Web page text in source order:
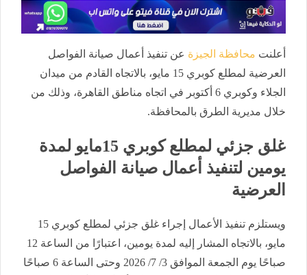
أعلنت محافظة الجيزة عن تنفيذ أعمال صيانة الفواصل
العرضية لمطلع كوبري 15 مايو، بالاتجاه القادم من ميدان
الجلاء وكوبري 6 أكتوبر في اتجاه مناطق القاهرة، وذلك من
خلال مديرية الطرق بالمحافظة.
غلق جزئي لمطلع كوبري 15مايو لمدة
يومين لتنفيذ أعمال صيانة الفواصل
العرضية
ويستلزم تنفيذ الأعمال إجراء غلق جزئي لمطلع كوبري 15
مايو، بالاتجاه المشار إليه لمدة يومين، اعتبارًا من الساعة 12
صباحًا يوم الجمعة الموافق 3/ 7/ 2026 وحتى الساعة 6 صباحًا